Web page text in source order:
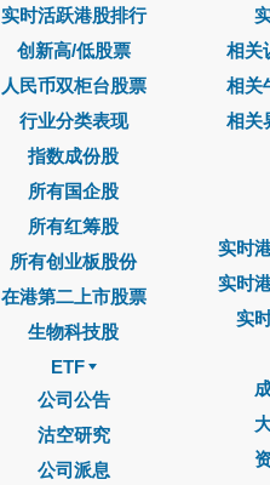
实时活跃港股排行
创新高/低股票
人民币双柜台股票
行业分类表现
指数成份股
所有国企股
所有红筹股
所有创业板股份
在港第二上市股票
生物科技股
ETF
公司公告
沽空研究
公司派息
相关
相关
相关
实时
实时
实